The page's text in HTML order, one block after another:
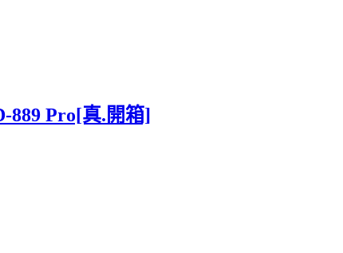
889 Pro[真.開箱]